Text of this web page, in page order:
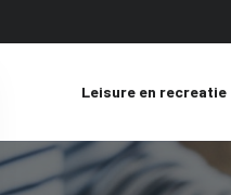
Leisure en recreatie